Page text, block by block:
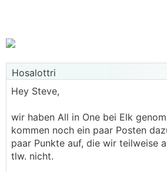
Hosalottri
Hey Steve,
wir haben All in One bei Elk
kommen noch ein paar Posten
paar Punkte auf, die wir teilweise
tlw. nicht.